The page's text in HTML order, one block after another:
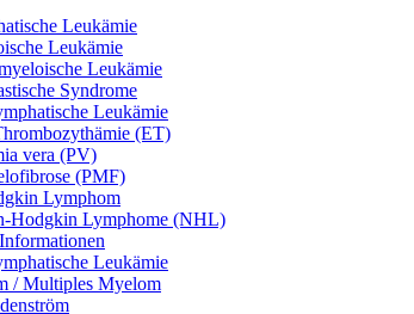
Leukämie
Leukämie
Leukämie
Syndrome
Leukämie
(ET)
vera (PV)
(PMF)
Lymphom
Hodgkin Lymphome (NHL)
Leukämie
/ Multiples Myelom